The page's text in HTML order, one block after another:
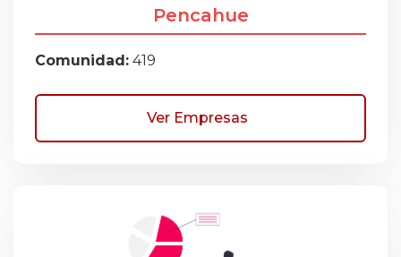
Pencahue
Comunidad: 419
Ver Empresas